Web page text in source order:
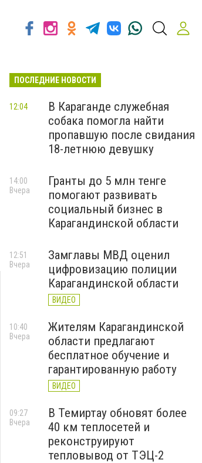
ПОСЛЕДНИЕ НОВОСТИ
В Караганде служебная
собака помогла найти
пропавшую после свидания
18-летнюю девушку
12:04
Гранты до 5 млн тенге
помогают развивать
социальный бизнес в
Карагандинской области
14:00
Вчера
Замглавы МВД оценил
цифровизацию полиции
Карагандинской области
ВИДЕО
12:51
Вчера
Жителям Карагандинской
области предлагают
бесплатное обучение и
гарантированную работу
ВИДЕО
10:40
Вчера
В Темиртау обновят более
40 км теплосетей и
реконструируют
тепловывод от ТЭЦ-2
09:27
Вчера